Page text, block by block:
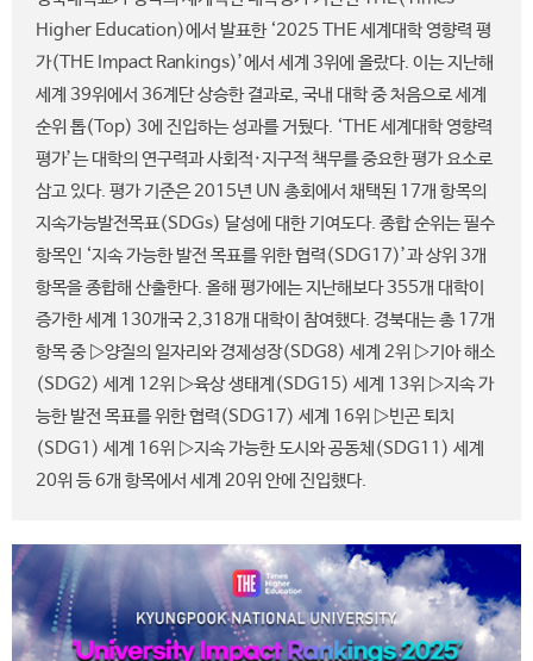
Higher Education)에서 발표한 ‘2025 THE 세계대학 영향력 평
가(THE Impact Rankings)’에서 세계 3위에 올랐다. 이는 지난해
세계 39위에서 36계단 상승한 결과로, 국내 대학 중 처음으로 세계
순위 톱(Top) 3에 진입하는 성과를 거뒀다. ‘THE 세계대학 영향력
평가’는 대학의 연구력과 사회적·지구적 책무를 중요한 평가 요소로
삼고 있다. 평가 기준은 2015년 UN 총회에서 채택된 17개 항목의
지속가능발전목표(SDGs) 달성에 대한 기여도다. 종합 순위는 필수
항목인 ‘지속 가능한 발전 목표를 위한 협력(SDG17)’과 상위 3개
항목을 종합해 산출한다. 올해 평가에는 지난해보다 355개 대학이
증가한 세계 130개국 2,318개 대학이 참여했다. 경북대는 총 17개
항목 중 ▷양질의 일자리와 경제성장(SDG8) 세계 2위 ▷기아 해소
(SDG2) 세계 12위 ▷육상 생태계(SDG15) 세계 13위 ▷지속 가
능한 발전 목표를 위한 협력(SDG17) 세계 16위 ▷빈곤 퇴치
(SDG1) 세계 16위 ▷지속 가능한 도시와 공동체(SDG11) 세계
20위 등 6개 항목에서 세계 20위 안에 진입했다.